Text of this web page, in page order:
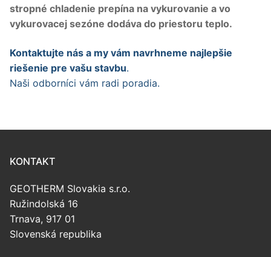
stropné chladenie prepína na vykurovanie a vo
vykurovacej sezóne dodáva do priestoru teplo.
Kontaktujte nás a my vám navrhneme najlepšie
riešenie pre vašu stavbu.
Naši odborníci vám radi poradia.
KONTAKT
GEOTHERM Slovakia s.r.o.
Ružindolská 16
Trnava, 917 01
Slovenská republika